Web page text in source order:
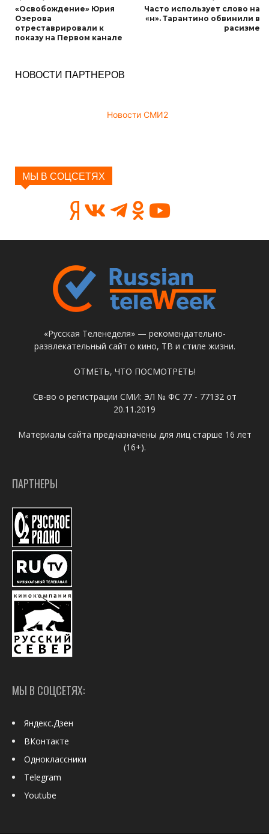
«Освобождение» Юрия
Озерова
отреставрировали к
показу на Первом канале
Часто использует слово на
«н». Тарантино обвинили в
расизме
НОВОСТИ ПАРТНЕРОВ
Новости СМИ2
МЫ В СОЦСЕТЯХ
«Русская Теленеделя» — рекомендательно-
развлекательный сайт о кино, ТВ и стиле жизни.
ОТМЕТЬ, ЧТО ПОСМОТРЕТЬ!
Св-во о регистрации СМИ: ЭЛ № ФС 77 - 77132 от
20.11.2019
Материалы сайта предназначены для лиц старше 16 лет
(16+).
ПАРТНЕРЫ
МЫ В СОЦСЕТЯХ:
Яндекс.Дзен
ВКонтакте
Одноклассники
Telegram
Youtube